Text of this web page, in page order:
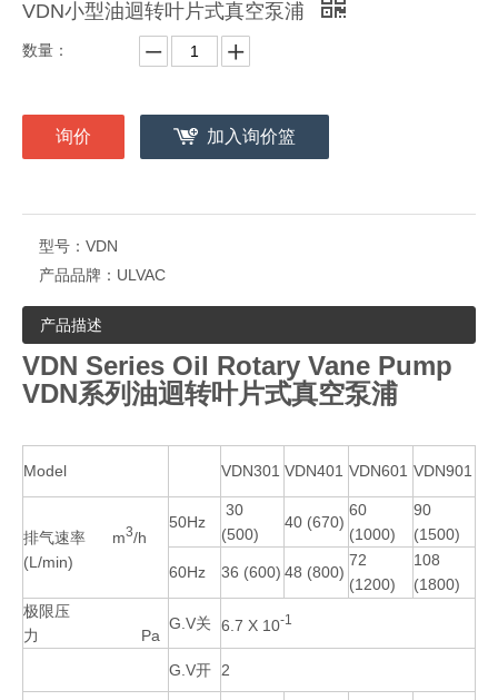
VDN小型油迴转叶片式真空泵浦
数量：
询价 加入询价篮
型号： VDN
产品品牌： ULVAC
产品描述
VDN Series Oil Rotary Vane Pump
VDN系列油迴转叶片式真空泵浦
Model VDN301 VDN401 VDN601 VDN901
排气速率 m3/h
(L/min)
50Hz
30
(500)
40 (670)
60
(1000)
90
(1500)
60Hz 36 (600) 48 (800)
72
(1200)
108
(1800)
极限压
力 Pa
G.V关 6.7 X 10-1
G.V开 2